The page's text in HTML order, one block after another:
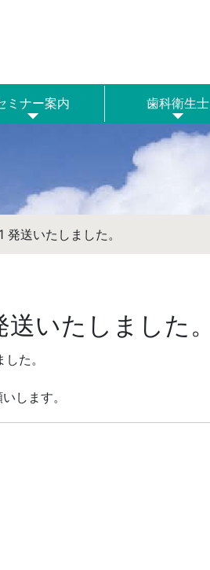
ミナー案内 歯科衛生士
送いたしました。
いたしました。
た。
します。